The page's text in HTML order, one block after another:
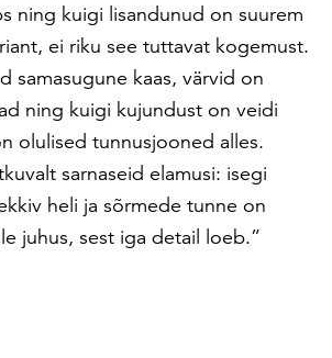
ning kuigi lisandunud on suurem
ei riku see tuttavat kogemust.
samasugune kaas, värvid on
ning kuigi kujundust on veidi
olulised tunnusjooned alles.
sarnaseid elamusi: isegi
heli ja sõrmede tunne on
juhus, sest iga detail loeb.”